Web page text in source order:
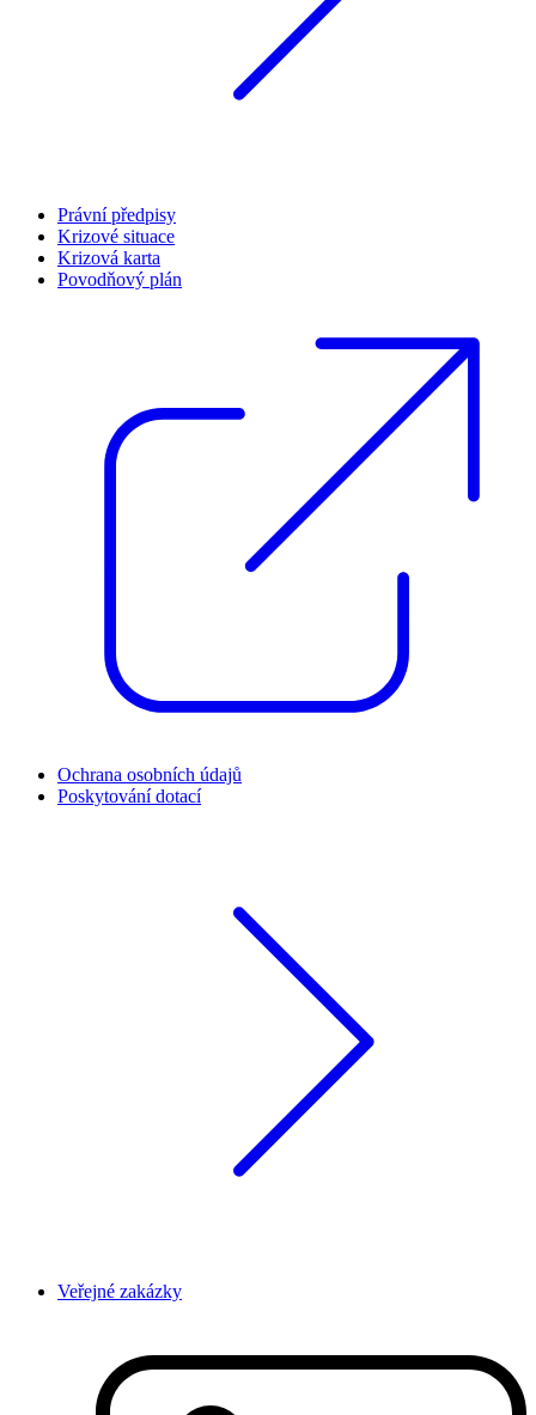
Právní předpisy
Krizové situace
Krizová karta
Povodňový plán
Ochrana osobních údajů
Poskytování dotací
Veřejné zakázky